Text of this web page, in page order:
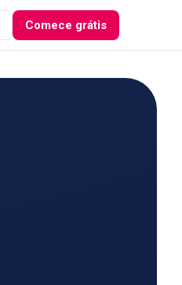
Comece grátis